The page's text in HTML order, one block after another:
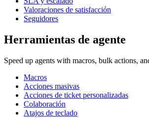
Valoraciones de satisfacción
Seguidores
Herramientas de agente
Speed up agents with macros, bulk actions,
Macros
Acciones masivas
Acciones de ticket personalizadas
Colaboración
Atajos de teclado